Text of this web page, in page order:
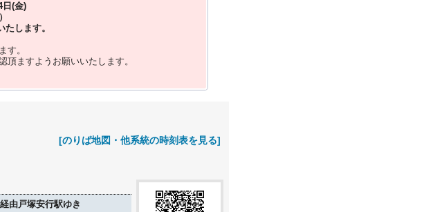
日(金)
たします。
す。
頂ますようお願いいたします。
[のりば地図・他系統の時刻表を見る]
由戸塚安行駅ゆき